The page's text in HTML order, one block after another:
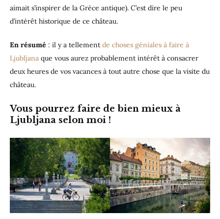
aimait s’inspirer de la Grèce antique). C’est dire le peu
d’intérêt historique de ce château.
En résumé : il y a tellement de choses géniales à faire à
Ljubljana que vous aurez probablement intérêt à consacrer
deux heures de vos vacances à tout autre chose que la visite du
château.
Vous pourrez faire de bien mieux à
Ljubljana selon moi !